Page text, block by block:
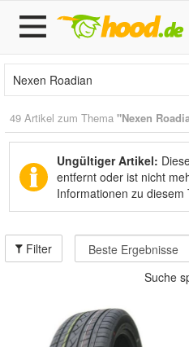
49 Artikel zum Thema "Nexen
Ungültiger Artikel:
entfernt oder ist nicht
Informationen zu diesem
Filter
Suche